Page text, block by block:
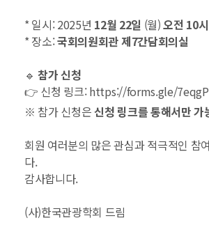
* 일시: 2025년 12월 22일 (월)오전 10
* 장소:국회의원회관 제7간담회의실
🔹참가 신청
👉 신청 링크:https://forms.gle/
※ 참가 신청은신청 링크를 통해서만 가
회원 여러분의 많은 관심과 적극적인 참
다.
감사합니다.
(사)한국관광학회 드림